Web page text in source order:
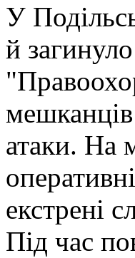
У
й
атаки. На
екстрені
Під час